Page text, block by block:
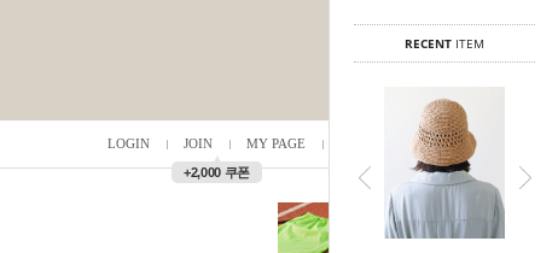
RECENTITEM
LOGIN JOIN
▲
+2,000 쿠폰
MY PAGE / 0